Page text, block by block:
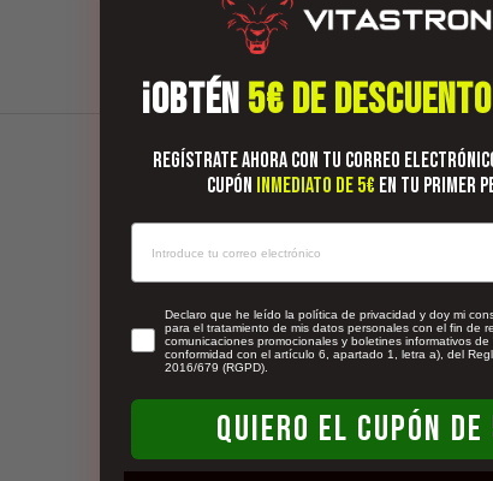
¡OBTÉN5€ DE DESCUENTO
Regístrate ahora con tu correo
cupón
inmediato de 5€ en tu primer
newsletterDeclaro que he leído la política de privacidad y doy mi
para el tratamiento de mis datos personales con el fin de
comunicaciones promocionales y boletines informativos
conformidad con el artículo 6, apartado 1, letra a), del
2016/679 (RGPD).
QUIERO EL CUPÓN